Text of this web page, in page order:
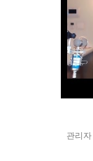
관리자